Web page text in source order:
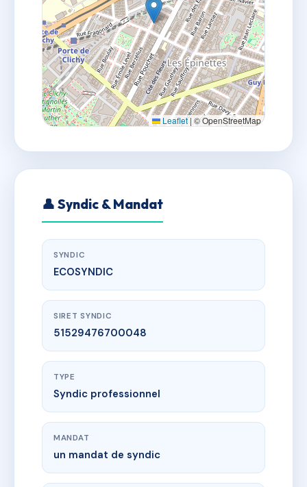
Leaflet | © OpenStreetMap
👤 Syndic & Mandat
SYNDIC
ECOSYNDIC
SIRET SYNDIC
51529476700048
TYPE
Syndic professionnel
MANDAT
un mandat de syndic